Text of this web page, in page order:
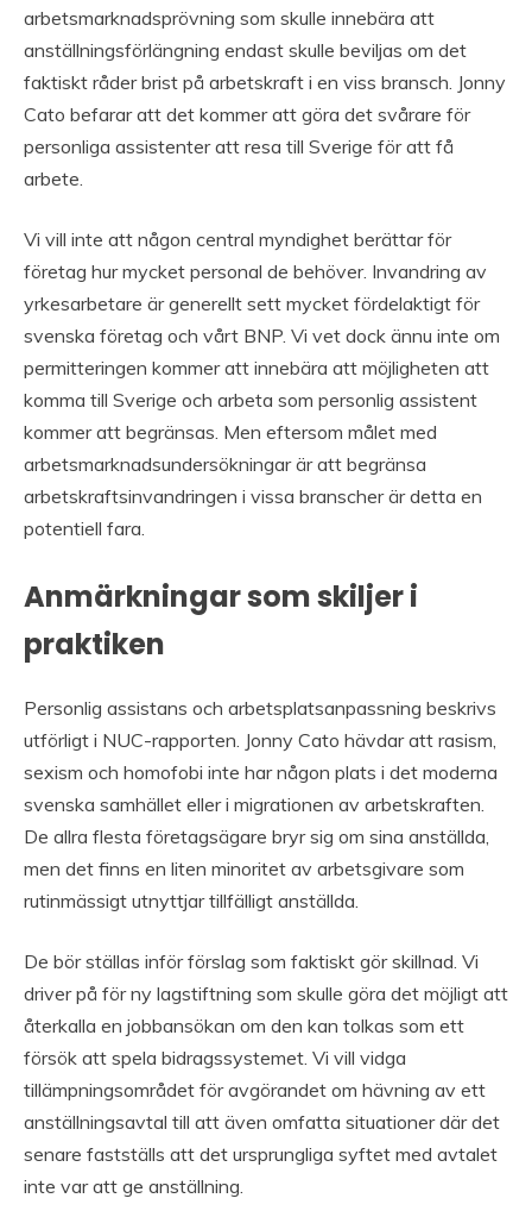
arbetsmarknadsprövning som skulle innebära att
anställningsförlängning endast skulle beviljas om det
faktiskt råder brist på arbetskraft i en viss bransch. Jonny
Cato befarar att det kommer att göra det svårare för
personliga assistenter att resa till Sverige för att få
arbete.
Vi vill inte att någon central myndighet berättar för
företag hur mycket personal de behöver. Invandring av
yrkesarbetare är generellt sett mycket fördelaktigt för
svenska företag och vårt BNP. Vi vet dock ännu inte om
permitteringen kommer att innebära att möjligheten att
komma till Sverige och arbeta som personlig assistent
kommer att begränsas. Men eftersom målet med
arbetsmarknadsundersökningar är att begränsa
arbetskraftsinvandringen i vissa branscher är detta en
potentiell fara.
Anmärkningar som skiljer i
praktiken
Personlig assistans och arbetsplatsanpassning beskrivs
utförligt i NUC-rapporten. Jonny Cato hävdar att rasism,
sexism och homofobi inte har någon plats i det moderna
svenska samhället eller i migrationen av arbetskraften.
De allra flesta företagsägare bryr sig om sina anställda,
men det finns en liten minoritet av arbetsgivare som
rutinmässigt utnyttjar tillfälligt anställda.
De bör ställas inför förslag som faktiskt gör skillnad. Vi
driver på för ny lagstiftning som skulle göra det möjligt att
återkalla en jobbansökan om den kan tolkas som ett
försök att spela bidragssystemet. Vi vill vidga
tillämpningsområdet för avgörandet om hävning av ett
anställningsavtal till att även omfatta situationer där det
senare fastställs att det ursprungliga syftet med avtalet
inte var att ge anställning.